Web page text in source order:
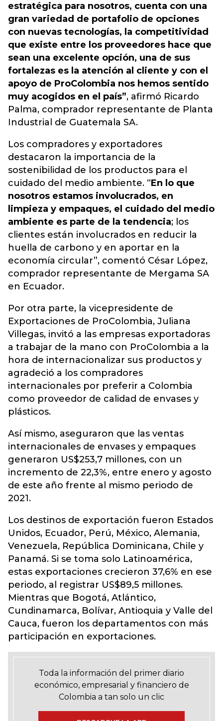
estratégica para nosotros, cuenta con una
gran variedad de portafolio de opciones
con nuevas tecnologías, la competitividad
que existe entre los proveedores hace que
sean una excelente opción, una de sus
fortalezas es la atención al cliente y con el
apoyo de ProColombia nos hemos sentido
muy acogidos en el país”, afirmó Ricardo
Palma, comprador representante de Planta
Industrial de Guatemala SA.
Los compradores y exportadores
destacaron la importancia de la
sostenibilidad de los productos para el
cuidado del medio ambiente. “En lo que
nosotros estamos involucrados, en
limpieza y empaques, el cuidado del medio
ambiente es parte de la tendencia; los
clientes están involucrados en reducir la
huella de carbono y en aportar en la
economía circular”, comentó César López,
comprador representante de Mergama SA
en Ecuador.
Por otra parte, la vicepresidente de
Exportaciones de ProColombia, Juliana
Villegas, invitó a las empresas exportadoras
a trabajar de la mano con ProColombia a la
hora de internacionalizar sus productos y
agradeció a los compradores
internacionales por preferir a Colombia
como proveedor de calidad de envases y
plásticos.
Así mismo, aseguraron que las ventas
internacionales de envases y empaques
generaron US$253,7 millones, con un
incremento de 22,3%, entre enero y agosto
de este año frente al mismo periodo de
2021.
Los destinos de exportación fueron Estados
Unidos, Ecuador, Perú, México, Alemania,
Venezuela, República Dominicana, Chile y
Panamá. Si se toma solo Latinoamérica,
estas exportaciones crecieron 37,6% en ese
periodo, al registrar US$89,5 millones.
Mientras que Bogotá, Atlántico,
Cundinamarca, Bolívar, Antioquia y Valle del
Cauca, fueron los departamentos con más
participación en exportaciones.
Toda la información del primer diario
económico, empresarial y financiero de
Colombia a tan solo un clic